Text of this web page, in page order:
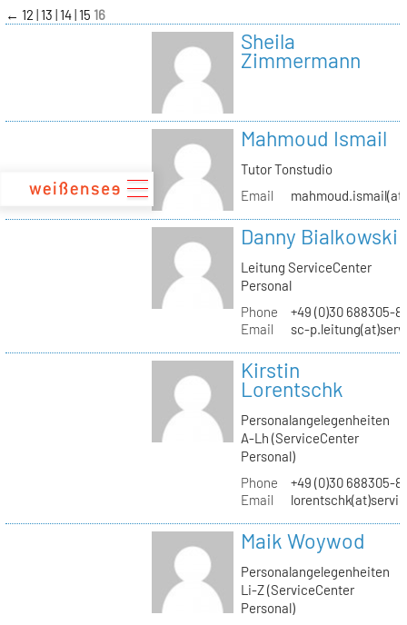
zum
Inhalt
← 12 13 14 15 16
Sheila
Zimmermann
Mahmoud Ismail
Tutor Tonstudio
Email
Danny Bialkowski
Leitung ServiceCenter
Personal
Phone
+49 (0)30 688305-
Email
sc-
Kirstin
Lorentschk
Personalangelegenheiten
A-Lh (ServiceCenter
Personal)
Phone
+49 (0)30 688305-
Email
Maik Woywod
Personalangelegenheiten
Li-Z (ServiceCenter
Personal)